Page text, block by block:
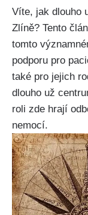
Víte, jak dlouho
Zlíně? Tento
tomto
podporu pro
také pro jejich
dlouho už
roli zde hrají
nemocí.